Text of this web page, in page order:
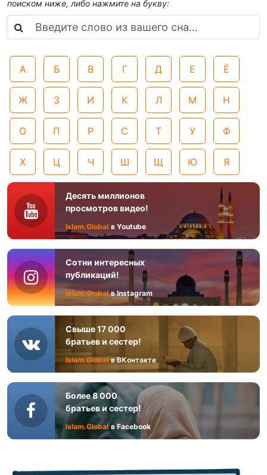
поиском ниже, либо нажмите на букву:
А Б В Г Д Е Ё
Ж З И К Л М Н
О П Р С Т У Ф
Х Ц Ч Ш Щ Ю Я
Десять миллионов
просмотров видео!
Islam.Global в Youtube
Сотни интересных
публикаций!
Islam.Global в Instagram
Свыше 17 000
братьев и сестер!
Islam.Global в ВКонтакте
Более 8 000
братьев и сестер!
Islam.Global в Facebook